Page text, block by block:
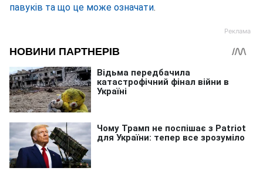
павуків та що це може означати.